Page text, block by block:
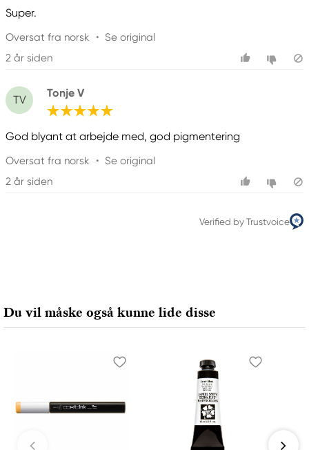
Super.
Oversat fra norsk • Se original
2 år siden
TV
Tonje V
God blyant at arbejde med, god pigmentering
Oversat fra norsk • Se original
2 år siden
Verified by Trustvoice
Du vil måske også kunne lide disse